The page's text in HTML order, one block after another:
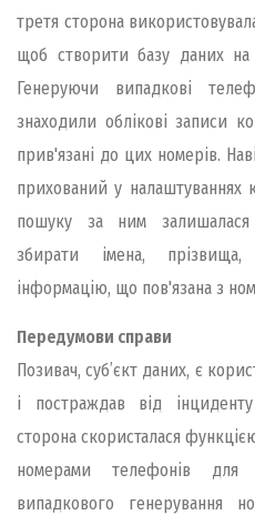
третя сторона
щоб створити базу даних на
Генеруючи випадкові
знаходили облікові записи
прив'язані до цих номерів.
прихований у налаштуваннях
пошуку за ним
збирати імена,
інформацію, що пов'язана з
Передумови справи
Позивач, суб’єкт даних, є
i постраждав вiд
сторона скористалася
номерами телефонiв для
випадкового генерування